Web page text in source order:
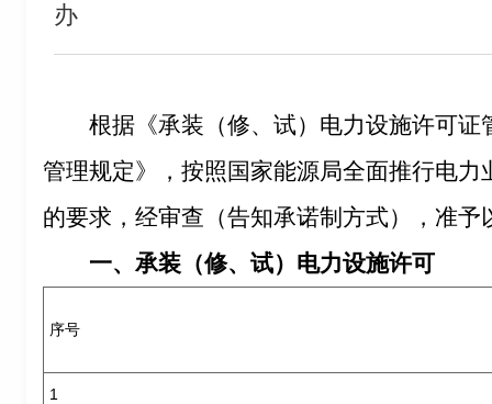
办
根据《承装（修、试）电力设施许可
管理规定》，按照国家能源局全面推行电
的要求，经审查（告知承诺制方式），准予
一、承装（修、试）电力设施许可
序号
1